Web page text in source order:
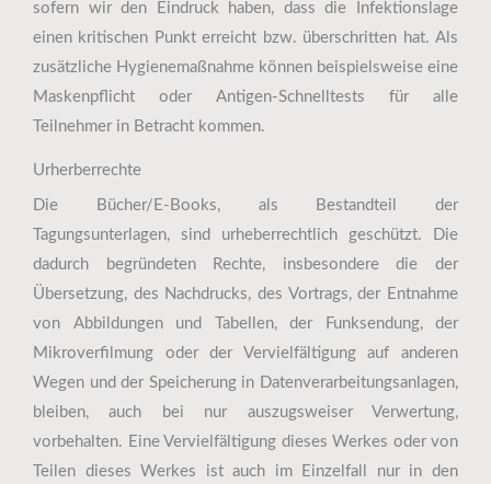
sofern wir den Eindruck haben, dass die Infektionslage
einen kritischen Punkt erreicht bzw. überschritten hat. Als
zusätzliche Hygienemaßnahme können beispielsweise eine
Maskenpflicht oder Antigen-Schnelltests für alle
Teilnehmer in Betracht kommen.
Urherberrechte
Die Bücher/E-Books, als Bestandteil der
Tagungsunterlagen, sind urheberrechtlich geschützt. Die
dadurch begründeten Rechte, insbesondere die der
Übersetzung, des Nachdrucks, des Vortrags, der Entnahme
von Abbildungen und Tabellen, der Funksendung, der
Mikroverfilmung oder der Vervielfältigung auf anderen
Wegen und der Speicherung in Datenverarbeitungsanlagen,
bleiben, auch bei nur auszugsweiser Verwertung,
vorbehalten. Eine Vervielfältigung dieses Werkes oder von
Teilen dieses Werkes ist auch im Einzelfall nur in den